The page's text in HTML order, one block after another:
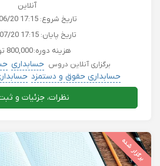
آنلاین
تاریخ شروع: 20 17:15
تاریخ پایان: 20 17:15
هزینه دوره:800,000 تومان
برگزاری آنلاین دروس حسابداری
حسابداری حقوق و دستمزد
کامپیوتر حسابداری
نظرات، جزئیات و
برگزار شده